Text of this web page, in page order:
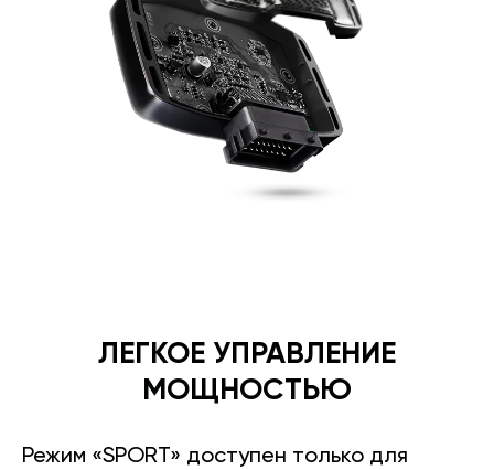
ЛЕГКОЕ УПРАВЛЕНИЕ
МОЩНОСТЬЮ
Режим «SPORT» доступен только для